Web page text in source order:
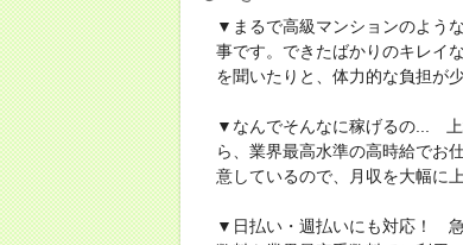
▼まるで高級マンションのよう
事です。できたばかりのキレイ
を聞いたりと、体力的な負担が
▼なんでそんなに稼げるの... 上
ら、業界最高水準の高時給でお
意しているので、月収を大幅に
▼日払い・週払いにも対応！